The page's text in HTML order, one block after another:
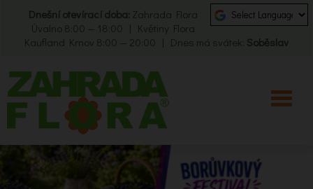
Dnešní otevírací doba: Zahrada Flora
Úvalno 8:00 — 18:00 | Květiny Flora
Kaufland Krnov 8:00 — 20:00 | Dnes má svátek: Soběslav